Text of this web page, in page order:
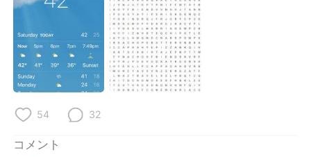
54 32
コメント